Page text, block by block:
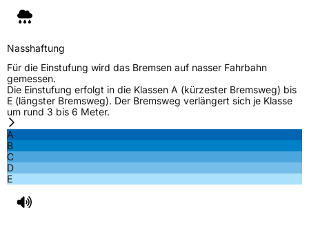
Nasshaftung
Für die Einstufung wird das Bremsen auf nasser Fahrbahn
gemessen.
Die Einstufung erfolgt in die Klassen A (kürzester Bremsweg) bis
E (längster Bremsweg). Der Bremsweg verlängert sich je Klasse
um rund 3 bis 6 Meter.
A
B
C
D
E